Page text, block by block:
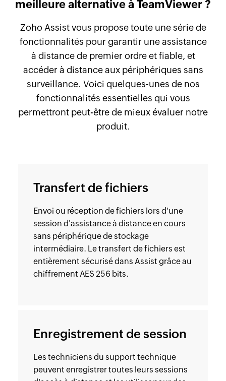
meilleure alternative à TeamViewer ?
Zoho Assist vous propose toute une série de
fonctionnalités pour garantir une assistance
à distance de premier ordre et fiable, et
accéder à distance aux périphériques sans
surveillance. Voici quelques-unes de nos
fonctionnalités essentielles qui vous
permettront peut-être de mieux évaluer notre
produit.
Transfert de fichiers
Envoi ou réception de fichiers lors d'une
session d'assistance à distance en cours
sans périphérique de stockage
intermédiaire. Le transfert de fichiers est
entièrement sécurisé dans Assist grâce au
chiffrement AES 256 bits.
Enregistrement de session
Les techniciens du support technique
peuvent enregistrer toutes leurs sessions